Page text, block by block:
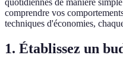
quotidiennes de manière
comprendre vos
techniques d'économies,
1. Établissez un